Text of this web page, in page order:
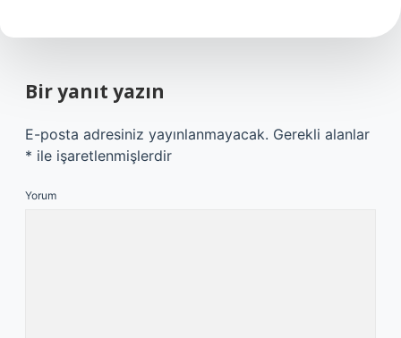
Bir yanıt yazın
E-posta adresiniz yayınlanmayacak. Gerekli alanlar
* ile işaretlenmişlerdir
Yorum